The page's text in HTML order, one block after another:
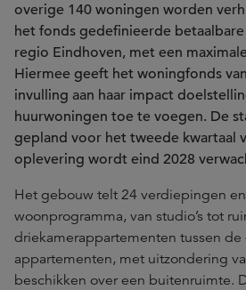
overige 140 woningen worden
het fonds gedefinieerde
regio Eindhoven, met een
Hiermee geeft het woningfonds
invulling aan haar impact
huurwoningen toe te voegen. De
gepland voor het tweede kwartaal
oplevering wordt eind 2028
Het gebouw telt 24 verdiepingen
woonprogramma, van studio’s tot
driekamerappartementen tussen de
appartementen, met uitzondering
beschikken over een buitenruimte.